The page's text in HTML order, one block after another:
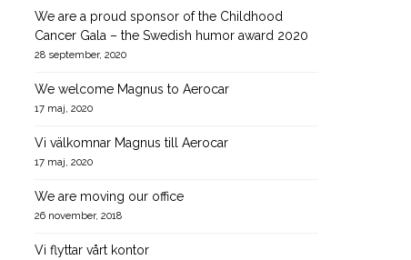
We are a proud sponsor of the Childhood
Cancer Gala – the Swedish humor award 2020
28 september, 2020
We welcome Magnus to Aerocar
17 maj, 2020
Vi välkomnar Magnus till Aerocar
17 maj, 2020
We are moving our office
26 november, 2018
Vi flyttar vårt kontor